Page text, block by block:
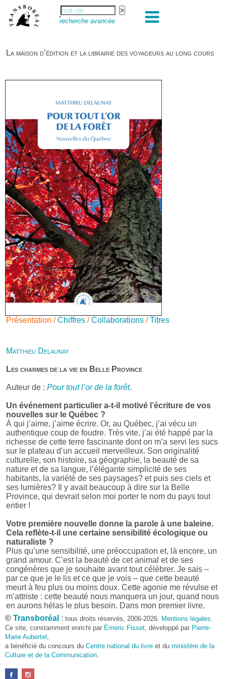
recherche avancée
La maison d’édition et la librairie des voyageurs au long cours
Présentation /Chiffres /Collaborations /Titres
Matthieu Delaunay
Les charmes de la vie en Belle Province
Auteur de : Pour tout l’or de la forêt.
Un événement particulier a-t-il motivé l’écriture de vos
nouvelles sur le Québec ?
À qui j’aime, j’aime écrire. Or, au Québec, j’ai vécu un
authentique coup de foudre. Très vite, j’ai été happé par la
richesse de cette terre fascinante dont on m’a servi les sucs
sur le plateau d’un accueil merveilleux. Son originalité
culturelle, son histoire, sa géographie, la beauté de sa
nature et de sa langue, l’élégante simplicité de ses
habitants, la variété de ses paysages? et puis ses ciels et
ses lumières? Il y avait beaucoup à dire sur la Belle
Province, qui devrait selon moi porter le nom du pays tout
entier !
Votre première nouvelle donne la parole à une baleine.
Cela reflète-t-il une certaine sensibilité écologique ou
naturaliste ?
Plus qu’une sensibilité, une préoccupation et, là encore, un
grand amour. C’est la beauté de cet animal et de ses
congénères que je souhaite avant tout célébrer. Je sais –
par ce que je le lis et ce que je vois – que cette beauté
meurt à feu plus ou moins doux. Cette agonie me révulse et
m’attriste : cette beauté nous manquera un jour, quand nous
en aurons hélas le plus besoin. Dans mon premier livre,
j’avais pris goût à me mettre dans la peau d’une bête. Outre
l’intérêt de l’exercice littéraire, il me semble que cela peut
être un bon moyen pour transmettre certains messages.
Pourquoi avoir choisi le format des nouvelles plutôt
qu’un autre ?
D’abord parce que j’aime (décidément!) en lire !
© Transboréal : tous droits réservés, 2006-2026. Mentions légales
Ce site, constamment enrichi par Émeric Fisset , développé par Pierre-
Marie Aubertel
a bénéficié du concours du Centre national du livre et du ministère de la
Culture et de la Communication